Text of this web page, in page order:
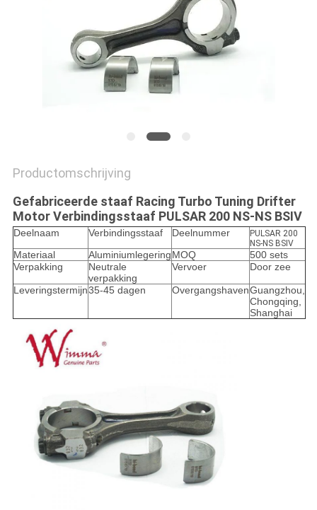
Productomschrijving
Gefabriceerde staaf Racing Turbo Tuning Drifter
Motor Verbindingsstaaf PULSAR 200 NS-NS BSIV
Deelnaam Verbindingsstaaf Deelnummer
PULSAR 200
NS-NS BSIV
Materiaal AluminiumlegeringMOQ
500 sets
Verpakking
Neutrale
verpakking
Vervoer Door zee
Leveringstermijn35-45 dagen OvergangshavenGuangzhou,
Chongqing,
Shanghai